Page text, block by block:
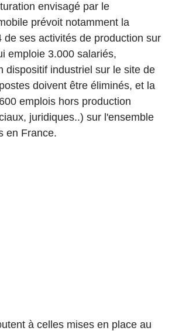
envisagé par le
prévoit notamment la
de ses activités de production sur
emploie 3.000 salariés,
dispositif industriel sur le site de
doivent être éliminés, et la
emplois hors production
juridiques..) sur l'ensemble
en France.
à celles mises en place au